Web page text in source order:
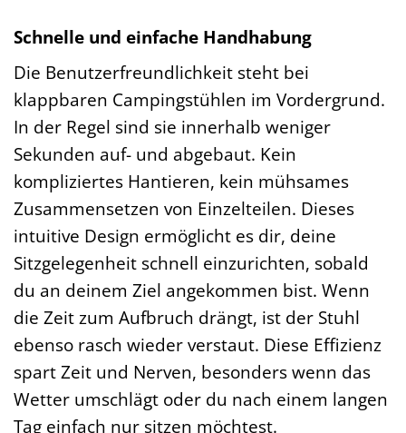
Schnelle und einfache Handhabung
Die Benutzerfreundlichkeit steht bei
klappbaren Campingstühlen im Vordergrund.
In der Regel sind sie innerhalb weniger
Sekunden auf- und abgebaut. Kein
kompliziertes Hantieren, kein mühsames
Zusammensetzen von Einzelteilen. Dieses
intuitive Design ermöglicht es dir, deine
Sitzgelegenheit schnell einzurichten, sobald
du an deinem Ziel angekommen bist. Wenn
die Zeit zum Aufbruch drängt, ist der Stuhl
ebenso rasch wieder verstaut. Diese Effizienz
spart Zeit und Nerven, besonders wenn das
Wetter umschlägt oder du nach einem langen
Tag einfach nur sitzen möchtest.